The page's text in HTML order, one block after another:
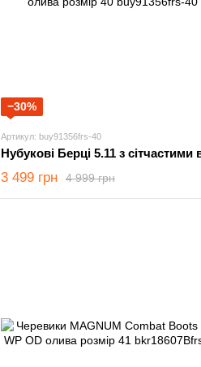
−30%
Артикул: buy91356frs-40
4 999 грн
3 499 грн